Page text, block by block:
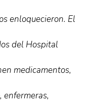
enloquecieron. El
del Hospital
medicamentos,
enfermeras,